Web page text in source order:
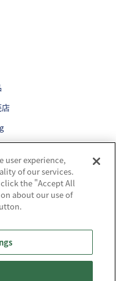
業理念
メッセージ
メンバー紹介
ステナビリティ
社概要
user experience,
of our services.
the "Accept All
about our use of